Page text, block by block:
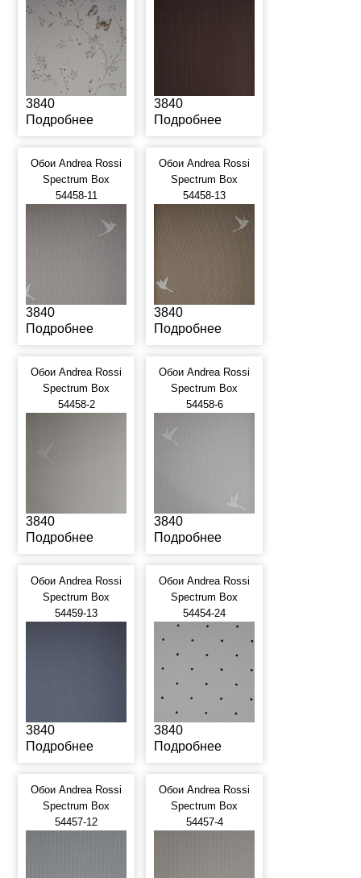
3840
Подробнее
3840
Подробнее
Обои Andrea Rossi
Spectrum Box
54458-11
3840
Подробнее
Обои Andrea Rossi
Spectrum Box
54458-13
3840
Подробнее
Обои Andrea Rossi
Spectrum Box
54458-2
3840
Подробнее
Обои Andrea Rossi
Spectrum Box
54458-6
3840
Подробнее
Обои Andrea Rossi
Spectrum Box
54459-13
3840
Подробнее
Обои Andrea Rossi
Spectrum Box
54454-24
3840
Подробнее
Обои Andrea Rossi
Spectrum Box
54457-12
Обои Andrea Rossi
Spectrum Box
54457-4